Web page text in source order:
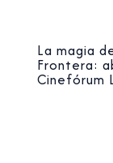
La magia
Frontera:
Cinefórum